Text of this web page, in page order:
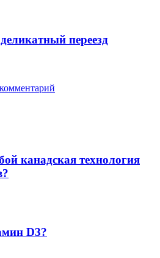
переезд
канадская технология
D3?